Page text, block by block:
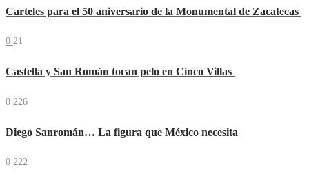
Carteles para el 50 aniversario de la Monumental de Zacatecas
0 21
Castella y San Román tocan pelo en Cinco Villas
0 226
Diego Sanromán… La figura que México necesita
0 222